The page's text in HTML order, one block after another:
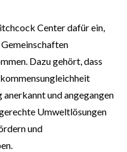
Center dafür ein,
Dazu gehört, dass
und angegangen
Umweltlösungen
und